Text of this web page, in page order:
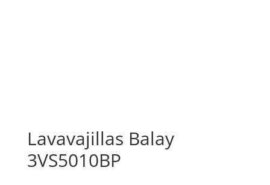
Lavavajillas Balay
3VS5010BP